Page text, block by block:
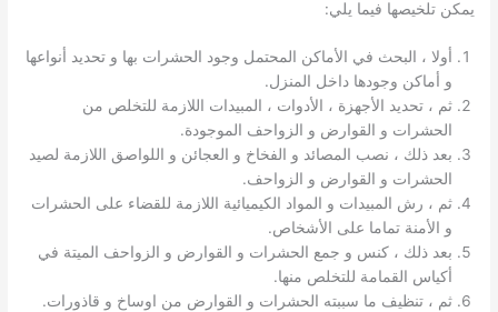
يمكن تلخيصها فيما يلي:
أولا ، البحث في الأماكن المحتمل وجود الحشرات بها و تحديد أنواعها
و أماكن وجودها داخل المنزل.
ثم ، تحديد الأجهزة ، الأدوات ، المبيدات اللازمة للتخلص من
الحشرات و القوارض و الزواحف الموجودة.
بعد ذلك ، نصب المصائد و الفخاخ و العجائن و اللواصق اللازمة لصيد
الحشرات و القوارض و الزواحف.
ثم ، رش المبيدات و المواد الكيميائية اللازمة للقضاء على الحشرات
و الأمنة تماما على الأشخاص.
بعد ذلك ، كنس و جمع الحشرات و القوارض و الزواحف الميتة في
أكياس القمامة للتخلص منها.
ثم ، تنظيف ما سببته الحشرات و القوارض من اوساخ و قاذورات.